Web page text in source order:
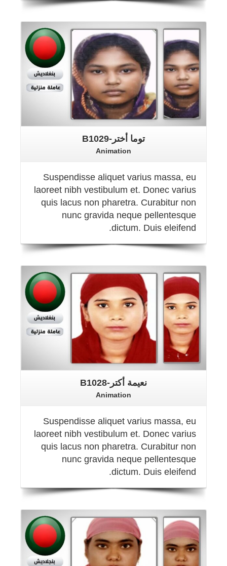
Details
توما أختر-B1029
Animation
Suspendisse aliquet varius massa, eu
laoreet nibh vestibulum et. Donec varius
quis lacus non pharetra. Curabitur non
nunc gravida neque pellentesque
dictum. Duis eleifend.
Details
نعيمة أكتر-B1028
Animation
Suspendisse aliquet varius massa, eu
laoreet nibh vestibulum et. Donec varius
quis lacus non pharetra. Curabitur non
nunc gravida neque pellentesque
dictum. Duis eleifend.
Details